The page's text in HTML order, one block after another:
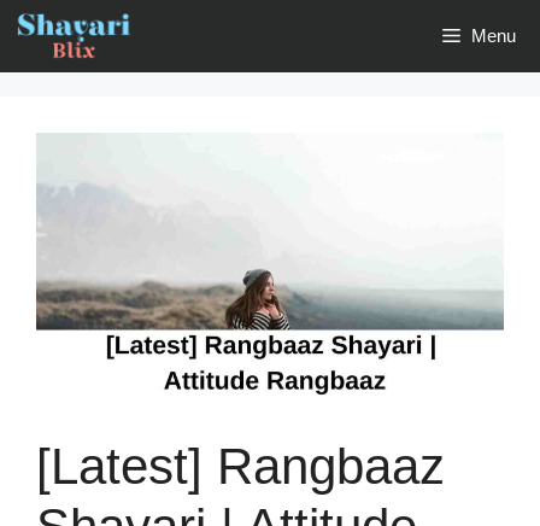
Skip
content
Menu
[Latest] Rangbaaz